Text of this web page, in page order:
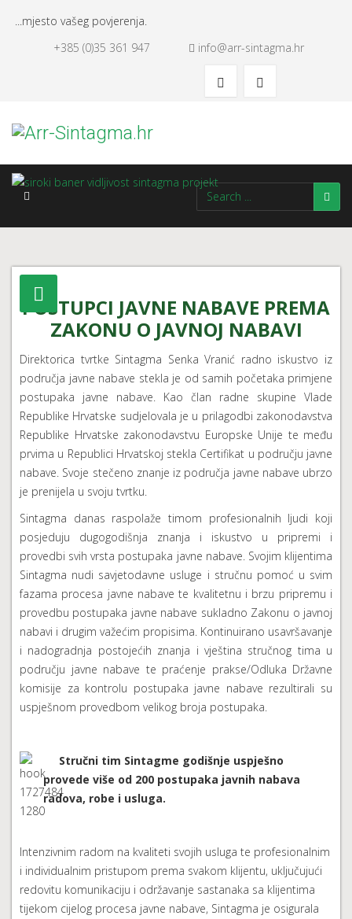
...mjesto vašeg povjerenja.
+385 (0)35 361 947
info@arr-sintagma.hr
POSTUPCI JAVNE NABAVE PREMA
ZAKONU O JAVNOJ NABAVI
Direktorica tvrtke Sintagma Senka Vranić radno iskustvo iz
područja javne nabave stekla je od samih početaka primjene
postupaka javne nabave. Kao član radne skupine Vlade
Republike Hrvatske sudjelovala je u prilagodbi zakonodavstva
Republike Hrvatske zakonodavstvu Europske Unije te među
prvima u Republici Hrvatskoj stekla Certifikat u području javne
nabave. Svoje stečeno znanje iz područja javne nabave ubrzo
je prenijela u svoju tvrtku.
Sintagma danas raspolaže timom profesionalnih ljudi koji
posjeduju dugogodišnja znanja i iskustvo u pripremi i
provedbi svih vrsta postupaka javne nabave. Svojim klijentima
Sintagma nudi savjetodavne usluge i stručnu pomoć u svim
fazama procesa javne nabave te kvalitetnu i brzu pripremu i
provedbu postupaka javne nabave sukladno Zakonu o javnoj
nabavi i drugim važećim propisima. Kontinuirano usavršavanje
i nadogradnja postojećih znanja i vještina stručnog tima u
području javne nabave te praćenje prakse/Odluka Državne
komisije za kontrolu postupaka javne nabave rezultirali su
uspješnom provedbom velikog broja postupaka.
Stručni tim Sintagme godišnje uspješno
provede više od 200 postupaka javnih nabava
radova, robe i usluga.
Intenzivnim radom na kvaliteti svojih usluga te profesionalnim
i individualnim pristupom prema svakom klijentu, uključujući
redovitu komunikaciju i održavanje sastanaka sa klijentima
tijekom cijelog procesa javne nabave, Sintagma je osigurala